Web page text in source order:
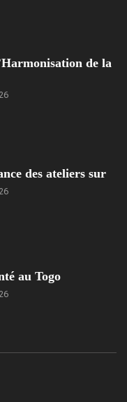
de la
des ateliers sur
au Togo